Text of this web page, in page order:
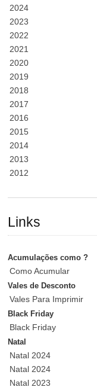
2024
2023
2022
2021
2020
2019
2018
2017
2016
2015
2014
2013
2012
Links
Acumulações como ?
Como Acumular
Vales de Desconto
Vales Para Imprimir
Black Friday
Black Friday
Natal
Natal 2024
Natal 2024
Natal 2023